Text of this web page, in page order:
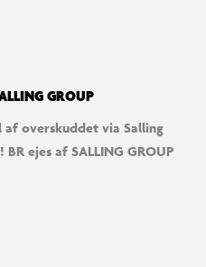
GROUP
af overskuddet via Salling
ejes af SALLING GROUP